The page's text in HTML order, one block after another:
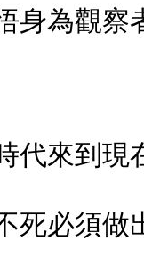
為觀察者
來到現在
必須做